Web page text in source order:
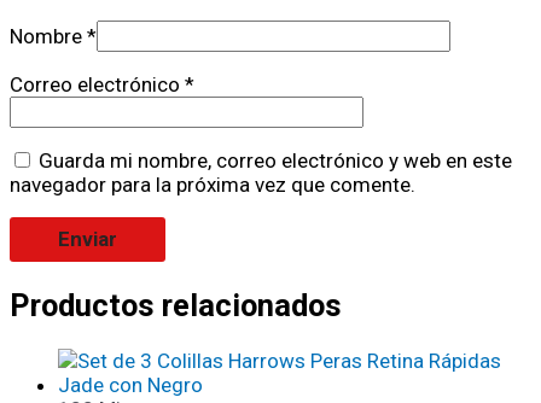
Nombre *
Correo electrónico *
Guarda mi nombre, correo electrónico y web en este
navegador para la próxima vez que comente.
Productos relacionados